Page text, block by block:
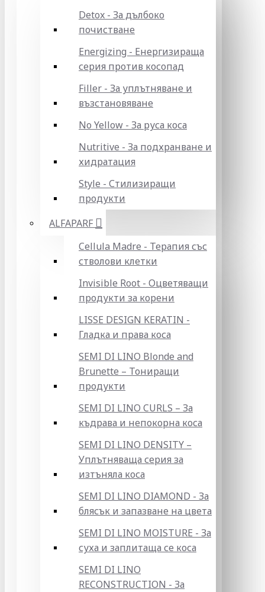
Detox - За дълбоко
почистване
Energizing - Енергизираща
серия против косопад
Filler - За уплътняване и
възстановяване
No Yellow - За руса коса
Nutritive - За подхранване и
хидратация
Style - Стилизиращи
продукти
ALFAPARF
Cellula Madre - Терапия със
стволови клетки
Invisible Root - Оцветяващи
продукти за корени
LISSE DESIGN KERATIN -
Гладка и права коса
SEMI DI LINO Blonde and
Brunette – Тониращи
продукти
SEMI DI LINO CURLS – За
къдрава и непокорна коса
SEMI DI LINO DENSITY –
Уплътняваща серия за
изтъняла коса
SEMI DI LINO DIAMOND - За
блясък и запазване на цвета
SEMI DI LINO MOISTURE - За
суха и заплитаща се коса
SEMI DI LINO
RECONSTRUCTION - За